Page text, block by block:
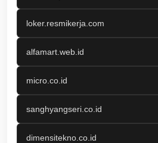
loker.resmikerja.com
alfamart.web.id
micro.co.id
sanghyangseri.co.id
dimensitekno.co.id